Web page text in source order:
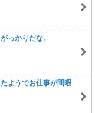
っかりだな。
ようでお仕事が間暇